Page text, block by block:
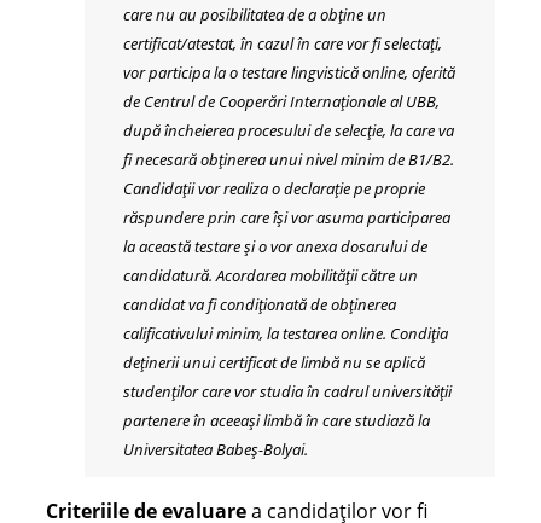
care nu au posibilitatea de a obține un
certificat/atestat, în cazul în care vor fi selectați,
vor participa la o testare lingvistică online, oferită
de Centrul de Cooperări Internaționale al UBB,
după încheierea procesului de selecție, la care va
fi necesară obținerea unui nivel minim de B1/B2.
Candidații vor realiza o declarație pe proprie
răspundere prin care își vor asuma participarea
la această testare și o vor anexa dosarului de
candidatură. Acordarea mobilității către un
candidat va fi condiționată de obținerea
calificativului minim, la testarea online. Condiția
deținerii unui certificat de limbă nu se aplică
studenților care vor studia în cadrul universității
partenere în aceeași limbă în care studiază la
Universitatea Babeș-Bolyai.
Criteriile de evaluarea candidaţilor vor fi